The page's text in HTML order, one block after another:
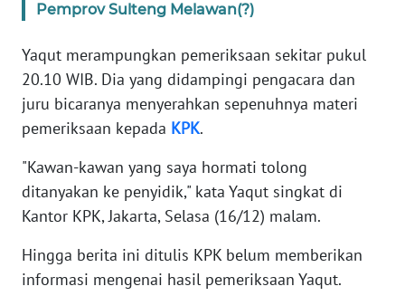
Pemprov Sulteng Melawan(?)
Yaqut merampungkan pemeriksaan sekitar pukul
20.10 WIB. Dia yang didampingi pengacara dan
juru bicaranya menyerahkan sepenuhnya materi
pemeriksaan kepada KPK.
"Kawan-kawan yang saya hormati tolong
ditanyakan ke penyidik," kata Yaqut singkat di
Kantor KPK, Jakarta, Selasa (16/12) malam.
Hingga berita ini ditulis KPK belum memberikan
informasi mengenai hasil pemeriksaan Yaqut.
PEDOMAN
SIBER
REDAKSI
DISCLAIMER
Wahana
News
Regional